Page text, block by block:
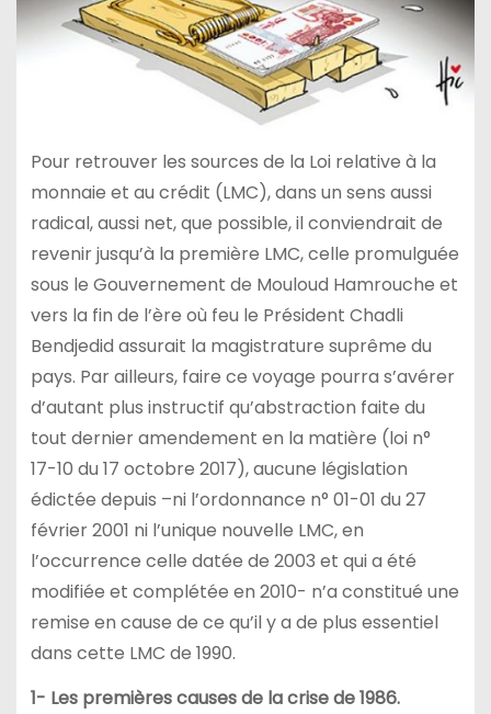
Pour retrouver les sources de la Loi relative à la
monnaie et au crédit (LMC), dans un sens aussi
radical, aussi net, que possible, il conviendrait de
revenir jusqu’à la première LMC, celle promulguée
sous le Gouvernement de Mouloud Hamrouche et
vers la fin de l’ère où feu le Président Chadli
Bendjedid assurait la magistrature suprême du
pays. Par ailleurs, faire ce voyage pourra s’avérer
d’autant plus instructif qu’abstraction faite du
tout dernier amendement en la matière (loi n°
17-10 du 17 octobre 2017), aucune législation
édictée depuis –ni l’ordonnance n° 01-01 du 27
février 2001 ni l’unique nouvelle LMC, en
l’occurrence celle datée de 2003 et qui a été
modifiée et complétée en 2010- n’a constitué une
remise en cause de ce qu’il y a de plus essentiel
dans cette LMC de 1990.
1- Les premières causes de la crise de 1986.